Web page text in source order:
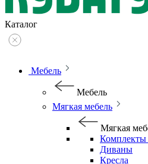
Каталог
Мебель
Мебель
Мягкая мебель
Мягкая
Комплекты
Диваны
Кресла